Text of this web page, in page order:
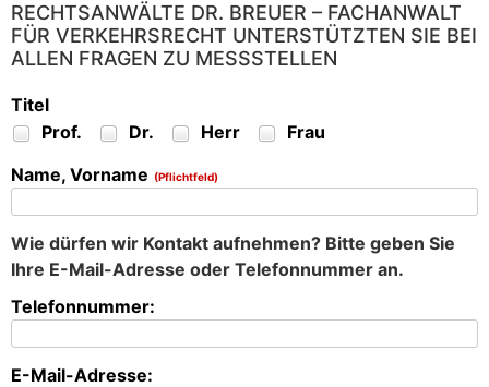
RECHTSANWÄLTE DR. BREUER – FACHANWALT
FÜR VERKEHRSRECHT UNTERSTÜTZTEN SIE BEI
ALLEN FRAGEN ZU MESSSTELLEN
Titel
Prof.
Dr. Herr
Frau
Name, Vorname (Pflichtfeld)
Wie dürfen wir Kontakt aufnehmen? Bitte geben Sie
Ihre E-Mail-Adresse oder Telefonnummer an.
Telefonnummer:
E-Mail-Adresse: